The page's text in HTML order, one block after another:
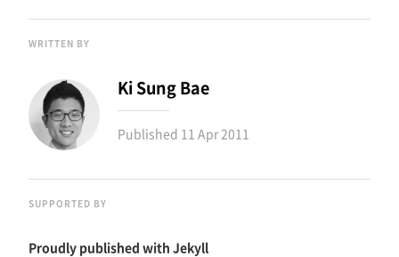
WRITTEN BY
Ki Sung Bae
Published 11 Apr 2011
SUPPORTED BY
Proudly published with Jekyll